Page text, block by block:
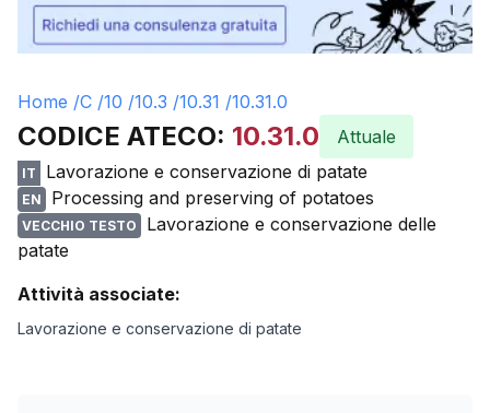
Home /C /10 /10.3 /10.31 /10.31.0
CODICE ATECO: 10.31.0 Attuale
IT Lavorazione e conservazione di patate
EN Processing and preserving of potatoes
VECCHIO TESTO
Lavorazione e conservazione delle
patate
Attività associate:
Lavorazione e conservazione di patate